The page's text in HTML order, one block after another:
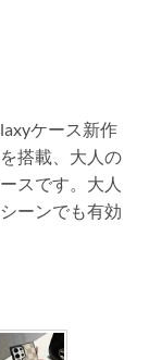
ケース新作
搭載、大人の
スです。大人
ーンでも有効